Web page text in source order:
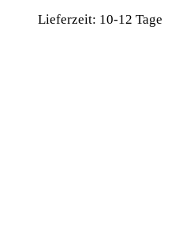
Lieferzeit: 10-12 Tage